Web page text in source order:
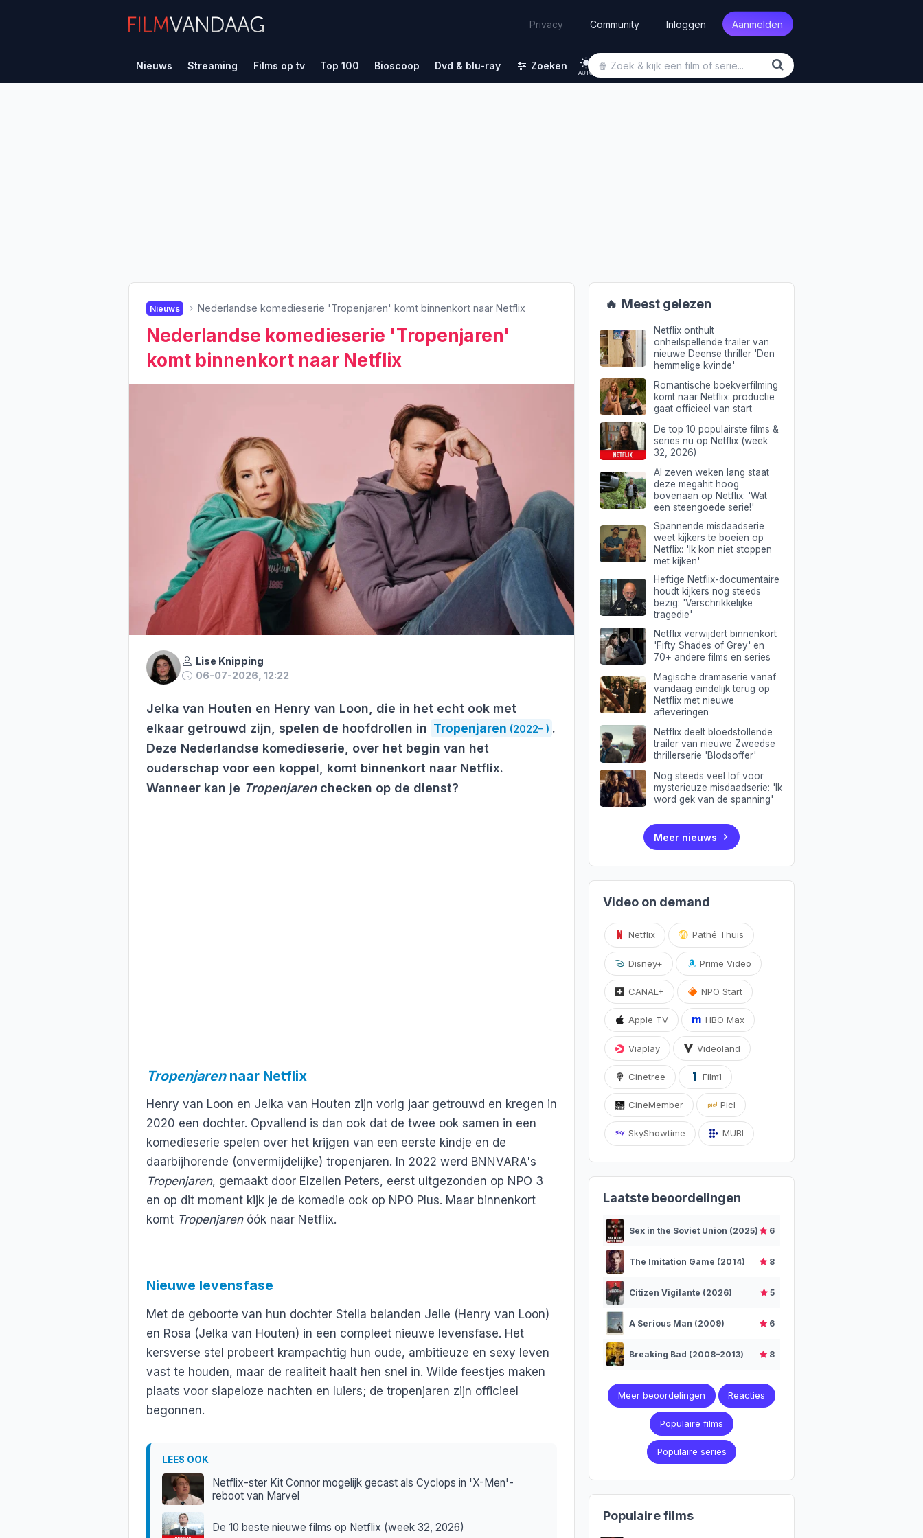
Privacy Community Inloggen Aanmelden
Nieuws Streaming Films op tv Top 100 Bioscoop Dvd & blu-ray Zoeken
AUTO
Nieuws Nederlandse komedieserie 'Tropenjaren' komt binnenkort naar Netflix
Nederlandse komedieserie 'Tropenjaren'
komt binnenkort naar Netflix
Lise Knipping
06-07-2026, 12:22
Jelka van Houten en Henry van Loon, die in het echt ook met
elkaar getrouwd zijn, spelen de hoofdrollen in Tropenjaren (2022– ) .
Deze Nederlandse komedieserie, over het begin van het
ouderschap voor een koppel, komt binnenkort naar Netflix.
Wanneer kan je Tropenjarenchecken op de dienst?
Tropenjarennaar Netflix
Henry van Loon en Jelka van Houten zijn vorig jaar getrouwd en kregen in
2020 een dochter. Opvallend is dan ook dat de twee ook samen in een
komedieserie spelen over het krijgen van een eerste kindje en de
daarbijhorende (onvermijdelijke) tropenjaren. In 2022 werd BNNVARA's
Tropenjaren, gemaakt door Elzelien Peters, eerst uitgezonden op NPO 3
en op dit moment kijk je de komedie ook op NPO Plus. Maar binnenkort
komt Tropenjarenóók naar Netflix.
Nieuwe levensfase
Met de geboorte van hun dochter Stella belanden Jelle (Henry van Loon)
en Rosa (Jelka van Houten) in een compleet nieuwe levensfase. Het
kersverse stel probeert krampachtig hun oude, ambitieuze en sexy leven
vast te houden, maar de realiteit haalt hen snel in. Wilde feestjes maken
plaats voor slapeloze nachten en luiers; de tropenjaren zijn officieel
begonnen.
LEES OOK
Netflix-ster Kit Connor mogelijk gecast als Cyclops in 'X-Men'-
reboot van Marvel
De 10 beste nieuwe films op Netflix (week 32, 2026)
🔥 Meest gelezen
Netflix onthult
onheilspellende trailer van
nieuwe Deense thriller 'Den
hemmelige kvinde'
Romantische boekverfilming
komt naar Netflix: productie
gaat officieel van start
De top 10 populairste films &
series nu op Netflix (week
32, 2026)
Al zeven weken lang staat
deze megahit hoog
bovenaan op Netflix: 'Wat
een steengoede serie!'
Spannende misdaadserie
weet kijkers te boeien op
Netflix: 'Ik kon niet stoppen
met kijken'
Heftige Netflix-documentaire
houdt kijkers nog steeds
bezig: 'Verschrikkelijke
tragedie'
Netflix verwijdert binnenkort
'Fifty Shades of Grey' en
70+ andere films en series
Magische dramaserie vanaf
vandaag eindelijk terug op
Netflix met nieuwe
afleveringen
Netflix deelt bloedstollende
trailer van nieuwe Zweedse
thrillerserie 'Blodsoffer'
Nog steeds veel lof voor
mysterieuze misdaadserie: 'Ik
word gek van de spanning'
Meer nieuws
Video on demand
Netflix Pathé Thuis
Disney+ Prime Video
CANAL+ NPO Start
Apple TV HBO Max
Viaplay Videoland
Cinetree Film1
CineMember Picl
SkyShowtime MUBI
Laatste beoordelingen
Sex in the Soviet Union (2025) 6
The Imitation Game (2014) 8
Citizen Vigilante (2026) 5
A Serious Man (2009) 6
Breaking Bad (2008–2013) 8
Meer beoordelingen Reacties
Populaire films
Populaire series
Populaire films